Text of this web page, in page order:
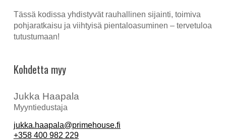
Tässä kodissa yhdistyvät rauhallinen sijainti, toimiva
pohjaratkaisu ja viihtyisä pientaloasuminen – tervetuloa
tutustumaan!
Kohdetta myy
Jukka Haapala
Myyntiedustaja
jukka.haapala@primehouse.fi
+358 400 982 229